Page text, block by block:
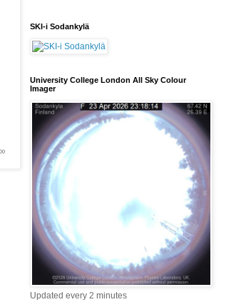
SKI-i Sodankylä
University College London All Sky Colour
Imager
Updated every 2 minutes